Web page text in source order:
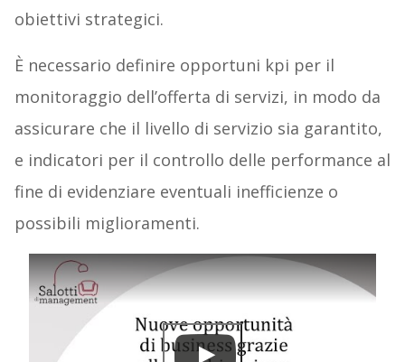
obiettivi strategici.
È necessario definire opportuni kpi per il
monitoraggio dell’offerta di servizi, in modo da
assicurare che il livello di servizio sia garantito,
e indicatori per il controllo delle performance al
fine di evidenziare eventuali inefficienze o
possibili miglioramenti.